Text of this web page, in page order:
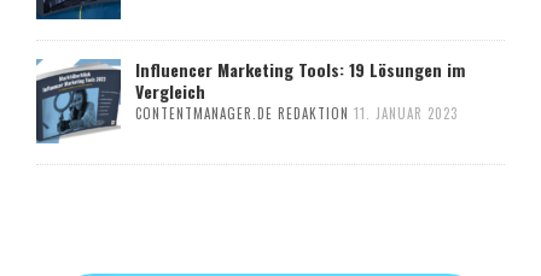
Influencer Marketing Tools: 19 Lösungen im
Vergleich
CONTENTMANAGER.DE REDAKTION 11. JANUAR 2023